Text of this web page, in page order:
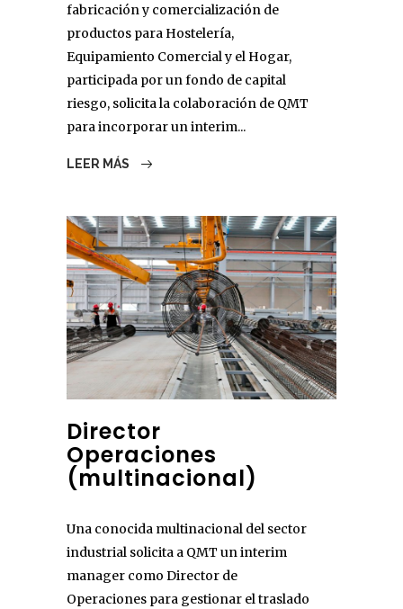
fabricación y comercialización de
productos para Hostelería,
Equipamiento Comercial y el Hogar,
participada por un fondo de capital
riesgo, solicita la colaboración de QMT
para incorporar un interim...
LEER MÁS
Director
Operaciones
(multinacional)
Una conocida multinacional del sector
industrial solicita a QMT un interim
manager como Director de
Operaciones para gestionar el traslado